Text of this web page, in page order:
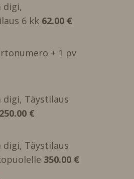
digi,
6 kk 62.00 €
+ 1 pv
digi, Täystilaus
250.00 €
digi, Täystilaus
350.00 €